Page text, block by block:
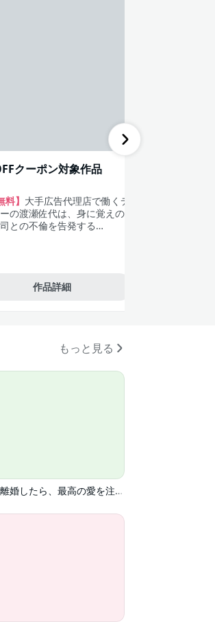
クーポン対象作品
料】 大手広告代理店で働くデ
の渡瀬佐代は、身に覚えの
との不倫を告発する…
作品詳細
もっと見る
クズ旦那と離婚したら、最高の愛を注がれています